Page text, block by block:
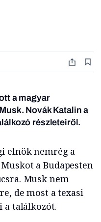
a magyar
Novák Katalin a
részleteiről.
elnök nemrég a
a Budapesten
Musk nem
de most a texasi
találkozót.